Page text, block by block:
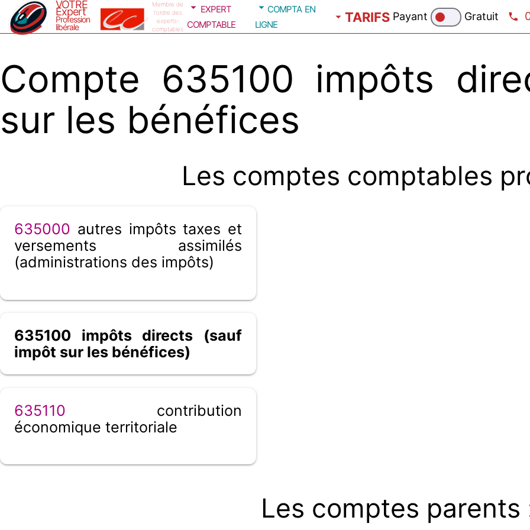
VOTRE
Expert
Profession
libérale
Membre de
l'ordre des
experts-
comptables
expert
comptable
compta en
ligne
TARIFS Payant Gratuit
Compte 635100 impôts
sur les bénéfices
Les comptes comptables
635000 autres impôts taxes et
versements assimilés
(administrations des impôts)
635100 impôts directs (sauf
impôt sur les bénéfices)
635110 contribution
économique territoriale
Les comptes parents